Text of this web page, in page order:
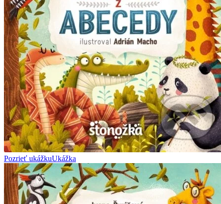
Pozrieť ukážkuUkážka